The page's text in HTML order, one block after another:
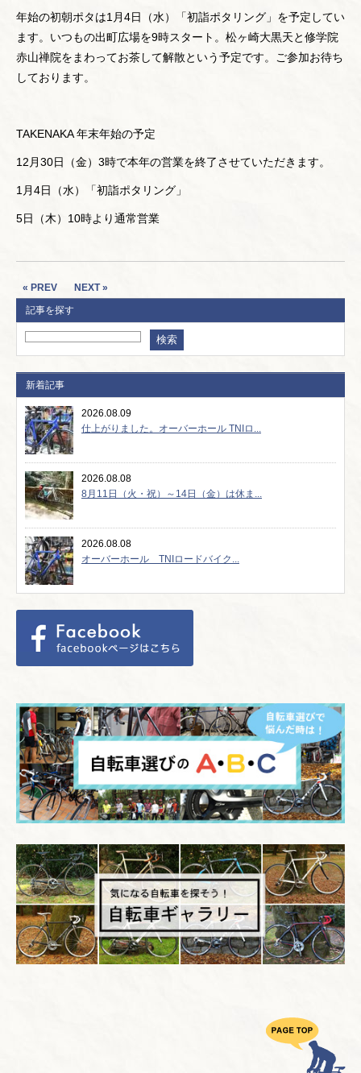
年始の初朝ポタは1月4日（水）「初詣ポタリング」を予定してい
ます。いつもの出町広場を9時スタート。松ヶ崎大黒天と修学院
赤山禅院をまわってお茶して解散という予定です。ご参加お待ち
しております。
TAKENAKA 年末年始の予定
12月30日（金）3時で本年の営業を終了させていただきます。
1月4日（水）「初詣ポタリング」
5日（木）10時より通常営業
« PREV
NEXT »
記事を探す
新着記事
2026.08.09
仕上がりました。オーバーホール TNIロ...
2026.08.08
8月11日（火・祝）～14日（金）は休ま...
2026.08.08
オーバーホール TNIロードバイク...